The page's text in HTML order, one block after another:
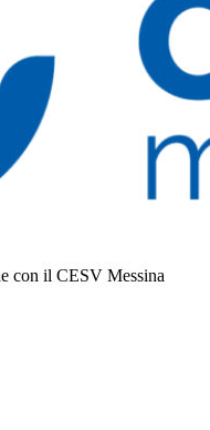
con il CESV Messina